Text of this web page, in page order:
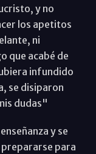
y no
los apetitos
ni
que acabé de
infundido
se disiparon
dudas"
y se
prepararse para